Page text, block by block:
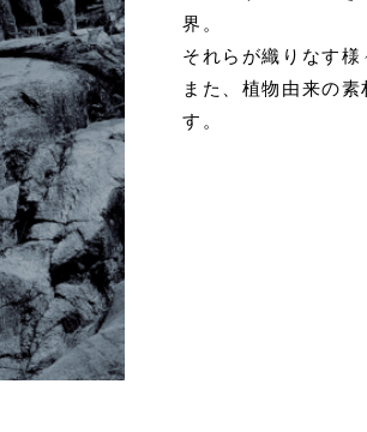
界。
それらが織りなす様
また、植物由来の
す。